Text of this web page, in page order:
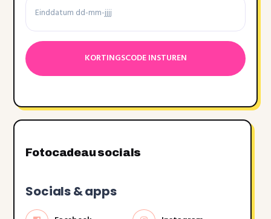
Datumnotatie:DD
dash
MM
dash
Fotocadeau socials
Socials & apps